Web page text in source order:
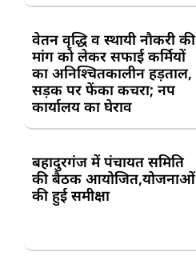
वेतन वृद्धि व स्थायी नौकरी की
मांग को लेकर सफाई कर्मियों
का अनिश्चितकालीन हड़ताल,
सड़क पर फेंका कचरा; नप
कार्यालय का घेराव
बहादुरगंज में पंचायत समिति
की बैठक आयोजित,योजनाओं
की हुई समीक्षा